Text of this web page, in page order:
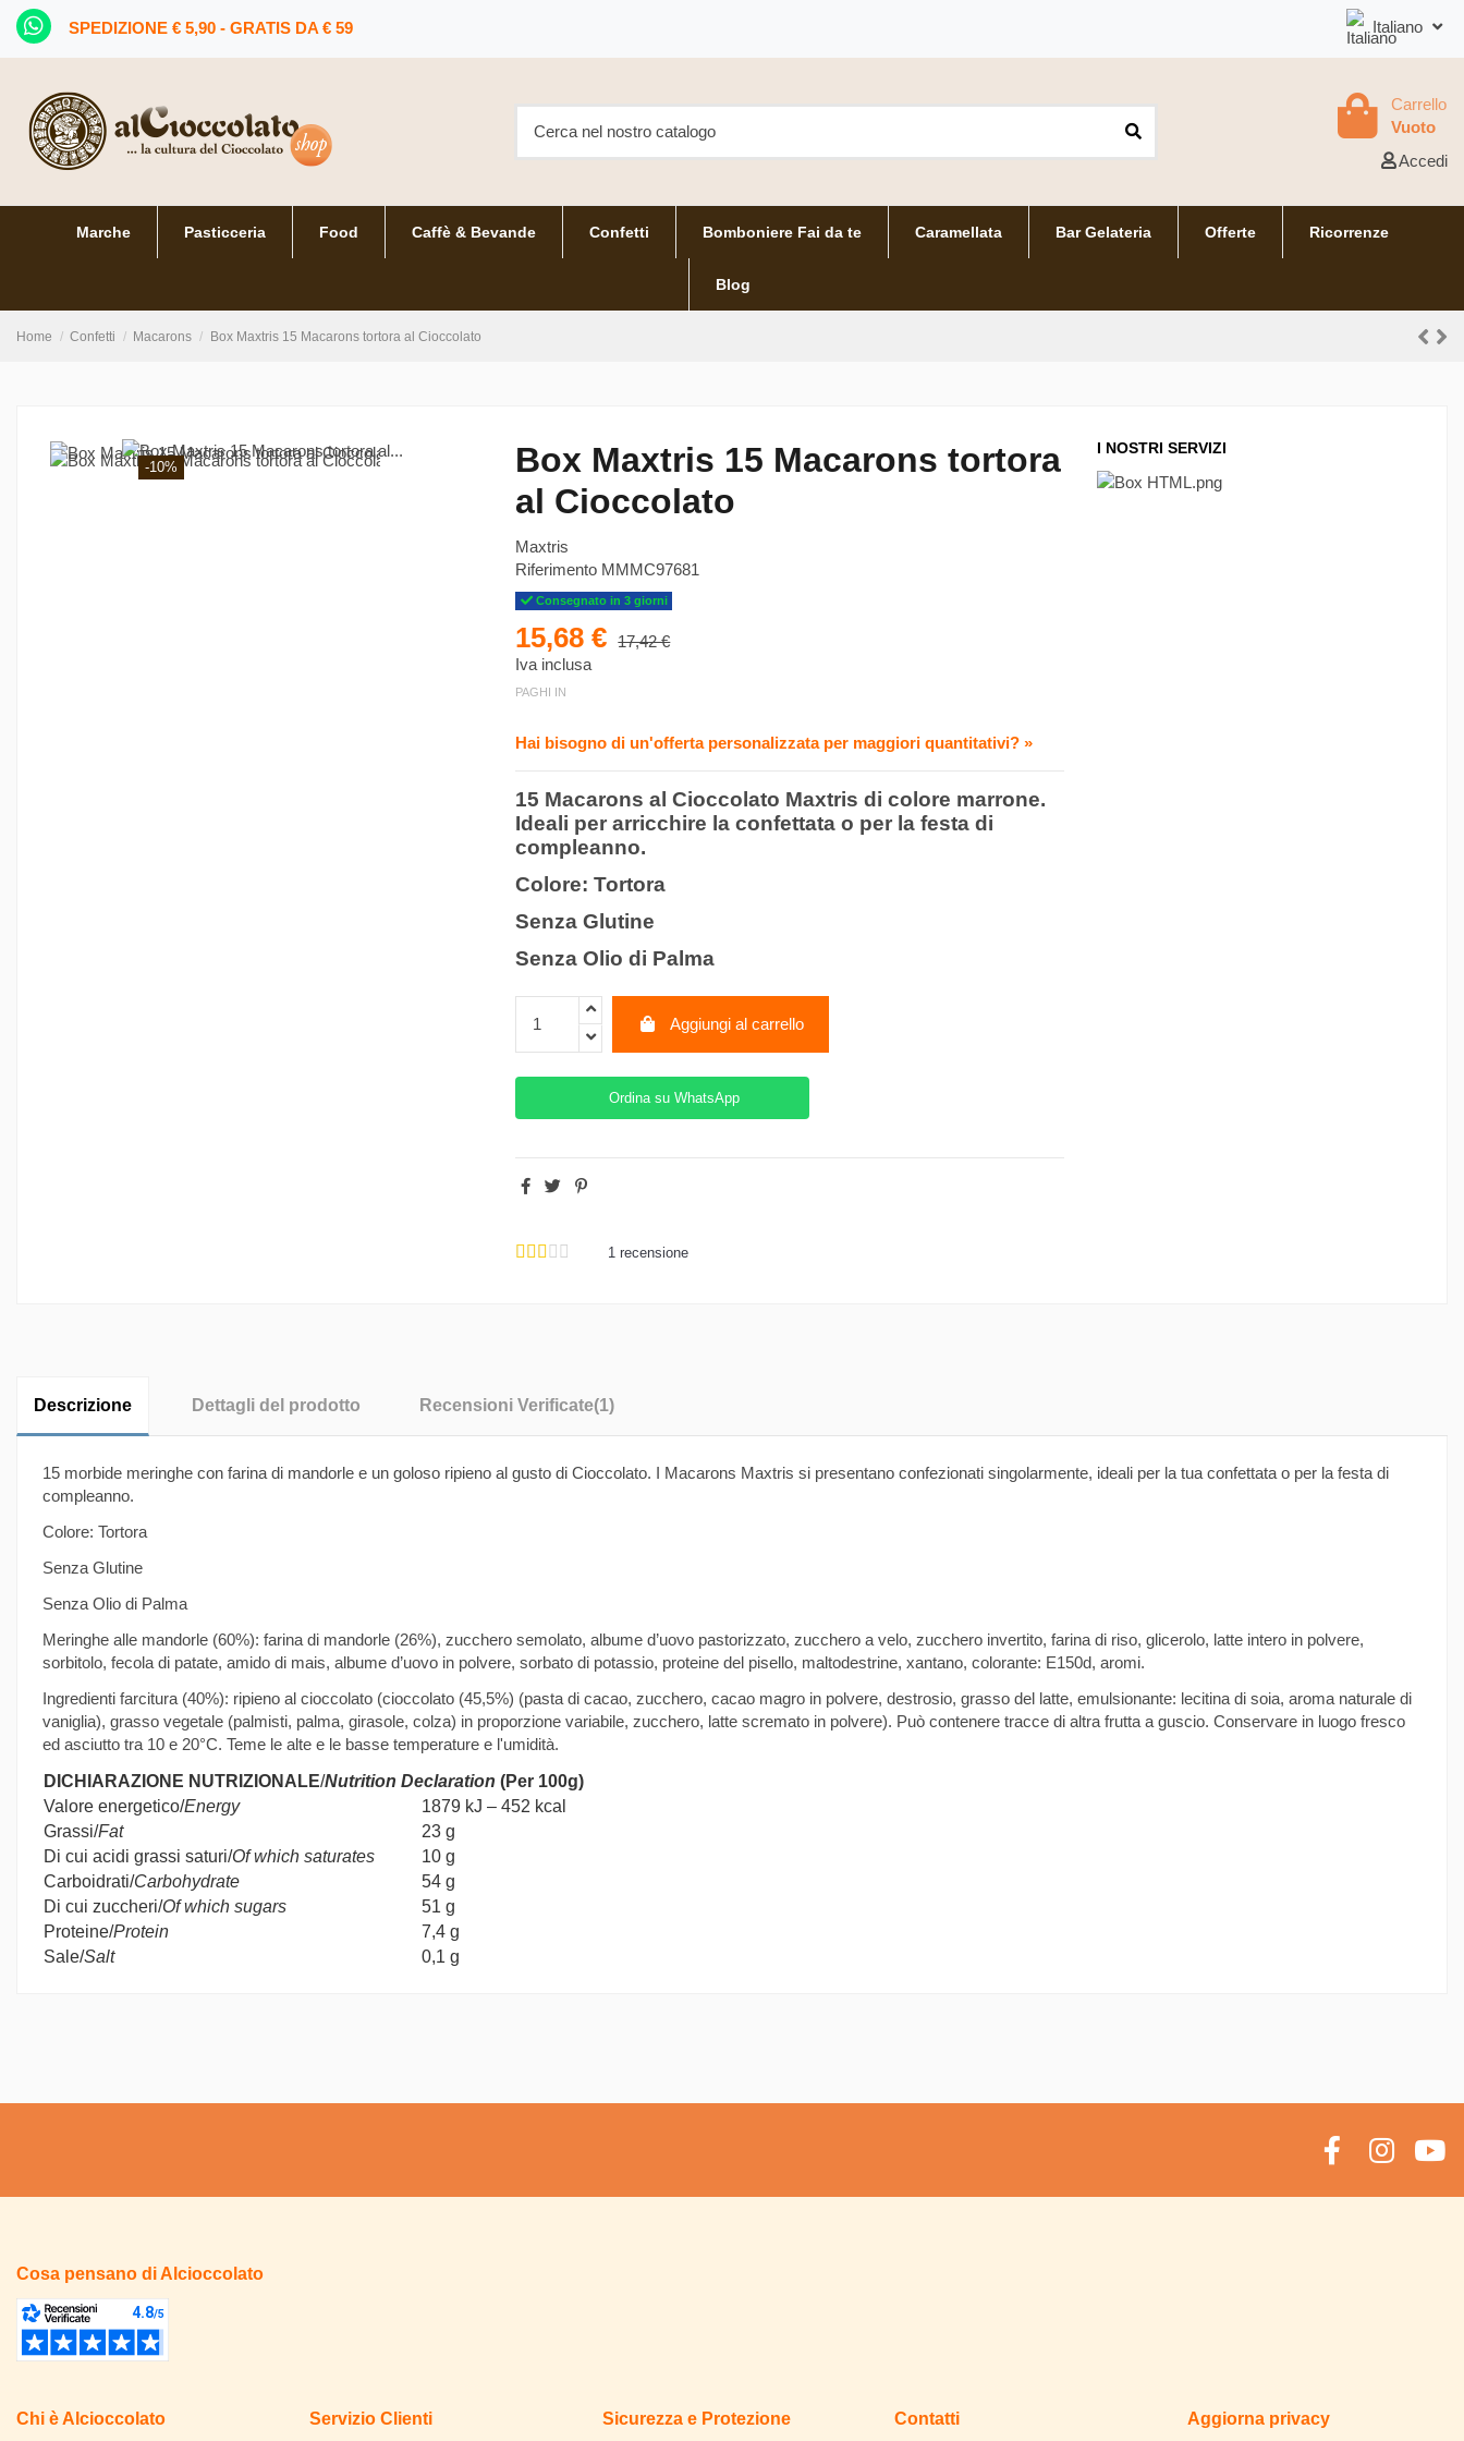
SPEDIZIONE € 5,90 - GRATIS DA € 59 Italiano
Carrello
Vuoto
Accedi
Marche Pasticceria Food Caffè & Bevande Confetti Bomboniere Fai da te Caramellata Bar Gelateria Offerte Ricorrenze
Blog
Home Confetti Macarons Box Maxtris 15 Macarons tortora al Cioccolato
-10%
Box Maxtris 15 Macarons tortora
al Cioccolato
Maxtris
Riferimento MMMC97681
Consegnato in 3 giorni
15,68 €
17,42 €
Iva inclusa
PAGHI IN
Hai bisogno di un'offerta personalizzata per maggiori quantitativi? »
15 Macarons al Cioccolato Maxtris di colore marrone.
Ideali per arricchire la confettata o per la festa di
compleanno.
Colore: Tortora
Senza Glutine
Senza Olio di Palma
Aggiungi al carrello
Ordina su WhatsApp
1recensione
I NOSTRI SERVIZI
Descrizione Dettagli del prodotto Recensioni Verificate(1)
15 morbide meringhe con farina di mandorle e un goloso ripieno al gusto di Cioccolato. I Macarons Maxtris si presentano confezionati singolarmente, ideali per la tua confettata o per la festa di
compleanno.
Colore: Tortora
Senza Glutine
Senza Olio di Palma
Meringhe alle mandorle (60%): farina di mandorle (26%), zucchero semolato, albume d’uovo pastorizzato, zucchero a velo, zucchero invertito, farina di riso, glicerolo, latte intero in polvere,
sorbitolo, fecola di patate, amido di mais, albume d’uovo in polvere, sorbato di potassio, proteine del pisello, maltodestrine, xantano, colorante: E150d, aromi.
Ingredienti farcitura (40%): ripieno al cioccolato (cioccolato (45,5%) (pasta di cacao, zucchero, cacao magro in polvere, destrosio, grasso del latte, emulsionante: lecitina di soia, aroma naturale di
vaniglia), grasso vegetale (palmisti, palma, girasole, colza) in proporzione variabile, zucchero, latte scremato in polvere). Può contenere tracce di altra frutta a guscio. Conservare in luogo fresco
ed asciutto tra 10 e 20°C. Teme le alte e le basse temperature e l'umidità.
DICHIARAZIONE NUTRIZIONALE/Nutrition Declaration (Per 100g)
Valore energetico/Energy
1879 kJ – 452 kcal
Grassi/Fat
23 g
Di cui acidi grassi saturi/Of which saturates
10 g
Carboidrati/Carbohydrate
54 g
Di cui zuccheri/Of which sugars
51 g
Proteine/Protein
7,4 g
Sale/Salt 0,1 g
Cosa pensano di Alcioccolato
Chi è Alcioccolato Servizio Clienti Sicurezza e Protezione Contatti Aggiorna privacy